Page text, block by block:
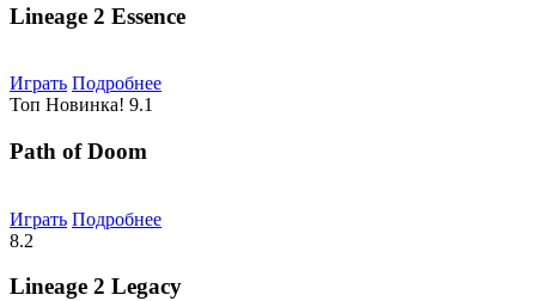
Lineage 2 Essence
Играть Подробнее
Топ Новинка! 9.1
Path of Doom
Играть Подробнее
8.2
Lineage 2 Legacy